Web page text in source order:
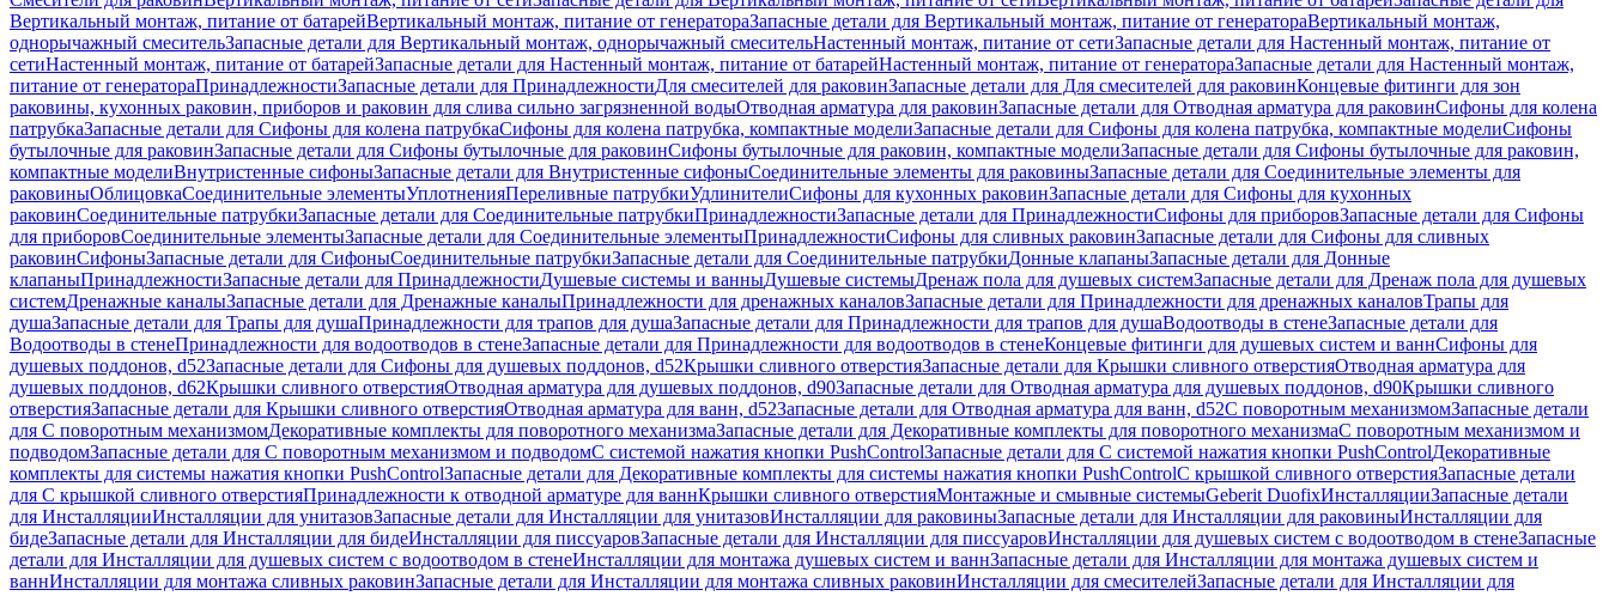
Вертикальный монтаж, питание от батарейВертикальный монтаж, питание от генератораЗапасные детали для Вертикальный монтаж, питание от генератораВертикальный монтаж,
однорычажный смесительЗапасные детали для Вертикальный монтаж, однорычажный смесительНастенный монтаж, питание от сетиЗапасные детали для Настенный монтаж, питание от
сетиНастенный монтаж, питание от батарейЗапасные детали для Настенный монтаж, питание от батарейНастенный монтаж, питание от генератораЗапасные детали для Настенный монтаж,
питание от генератораПринадлежностиЗапасные детали для ПринадлежностиДля смесителей для раковинЗапасные детали для Для смесителей для раковинКонцевые фитинги для зон
раковины, кухонных раковин, приборов и раковин для слива сильно загрязненной водыОтводная арматура для раковинЗапасные детали для Отводная арматура для раковинСифоны для колена
патрубкаЗапасные детали для Сифоны для колена патрубкаСифоны для колена патрубка, компактные моделиЗапасные детали для Сифоны для колена патрубка, компактные моделиСифоны
бутылочные для раковинЗапасные детали для Сифоны бутылочные для раковинСифоны бутылочные для раковин, компактные моделиЗапасные детали для Сифоны бутылочные для раковин,
компактные моделиВнутристенные сифоныЗапасные детали для Внутристенные сифоныСоединительные элементы для раковиныЗапасные детали для Соединительные элементы для
раковиныОблицовкаСоединительные элементыУплотненияПереливные патрубкиУдлинителиСифоны для кухонных раковинЗапасные детали для Сифоны для кухонных
раковинСоединительные патрубкиЗапасные детали для Соединительные патрубкиПринадлежностиЗапасные детали для ПринадлежностиСифоны для приборовЗапасные детали для Сифоны
для приборовСоединительные элементыЗапасные детали для Соединительные элементыПринадлежностиСифоны для сливных раковинЗапасные детали для Сифоны для сливных
раковинСифоныЗапасные детали для СифоныСоединительные патрубкиЗапасные детали для Соединительные патрубкиДонные клапаныЗапасные детали для Донные
клапаныПринадлежностиЗапасные детали для ПринадлежностиДушевые системы и ванныДушевые системыДренаж пола для душевых системЗапасные детали для Дренаж пола для душевых
системДренажные каналыЗапасные детали для Дренажные каналыПринадлежности для дренажных каналовЗапасные детали для Принадлежности для дренажных каналовТрапы для
душаЗапасные детали для Трапы для душаПринадлежности для трапов для душаЗапасные детали для Принадлежности для трапов для душаВодоотводы в стенеЗапасные детали для
Водоотводы в стенеПринадлежности для водоотводов в стенеЗапасные детали для Принадлежности для водоотводов в стенеКонцевые фитинги для душевых систем и ваннСифоны для
душевых поддонов, d52Запасные детали для Сифоны для душевых поддонов, d52Крышки сливного отверстияЗапасные детали для Крышки сливного отверстияОтводная арматура для
душевых поддонов, d62Крышки сливного отверстияОтводная арматура для душевых поддонов, d90Запасные детали для Отводная арматура для душевых поддонов, d90Крышки сливного
отверстияЗапасные детали для Крышки сливного отверстияОтводная арматура для ванн, d52Запасные детали для Отводная арматура для ванн, d52С поворотным механизмомЗапасные детали
для С поворотным механизмомДекоративные комплекты для поворотного механизмаЗапасные детали для Декоративные комплекты для поворотного механизмаС поворотным механизмом и
подводомЗапасные детали для С поворотным механизмом и подводомС системой нажатия кнопки PushControlЗапасные детали для С системой нажатия кнопки PushControlДекоративные
комплекты для системы нажатия кнопки PushControlЗапасные детали для Декоративные комплекты для системы нажатия кнопки PushControlС крышкой сливного отверстияЗапасные детали
для С крышкой сливного отверстияПринадлежности к отводной арматуре для ваннКрышки сливного отверстияМонтажные и смывные системыGeberit DuofixИнсталляцииЗапасные детали
для ИнсталляцииИнсталляции для унитазовЗапасные детали для Инсталляции для унитазовИнсталляции для раковиныЗапасные детали для Инсталляции для раковиныИнсталляции для
бидеЗапасные детали для Инсталляции для бидеИнсталляции для писсуаровЗапасные детали для Инсталляции для писсуаровИнсталляции для душевых систем с водоотводом в стенеЗапасные
детали для Инсталляции для душевых систем с водоотводом в стенеИнсталляции для монтажа душевых систем и ваннЗапасные детали для Инсталляции для монтажа душевых систем и
ваннИнсталляции для монтажа сливных раковинЗапасные детали для Инсталляции для монтажа сливных раковинИнсталляции для смесителейЗапасные детали для Инсталляции для